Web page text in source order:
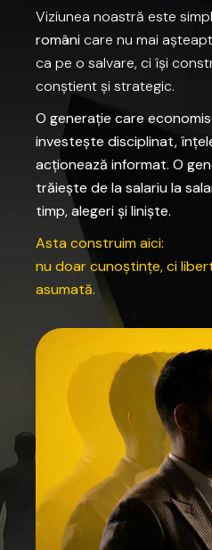
Viziunea noastră este
români care nu mai
ca pe o salvare, ci își
conștient și strategic.
O generație care
investește disciplinat,
acționează informat. O
trăiește de la salariu la
timp, alegeri și liniște.
Asta construim aici:
nu doar cunoștințe, ci
asumată.